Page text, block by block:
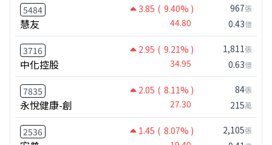
5484 3.85 ( 9.40% )
慧友 44.80
967張
0.43億
3716 2.95 ( 9.21% )
中化控股 34.95
1,811張
0.63億
7835 2.05 ( 8.11% )
永悅健康-創 27.30
84張
215萬
2536 1.45 ( 8.07% ) 2,105張